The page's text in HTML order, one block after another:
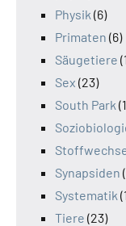
Physik (6)
Primaten (6)
Säugetiere
Sex (23)
South Park
Synapsiden
Systematik
Tiere (23)